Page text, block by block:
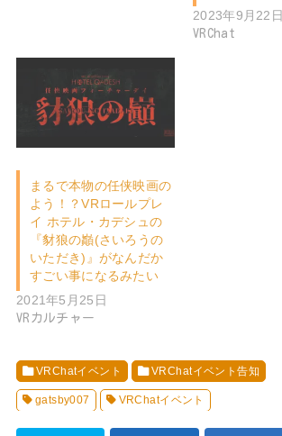
2023年9月22日
VRChat
まるで本物の任侠映画の
よう！？VRロールプレ
イ ホテル・カデシュの
『豺狼の巓(さいろうの
いただき)』がなんだか
すごい事になるみたい
2021年5月25日
VRカルチャー
VRChatイベント VRChatイベント告知
gatsby007 VRChatイベント